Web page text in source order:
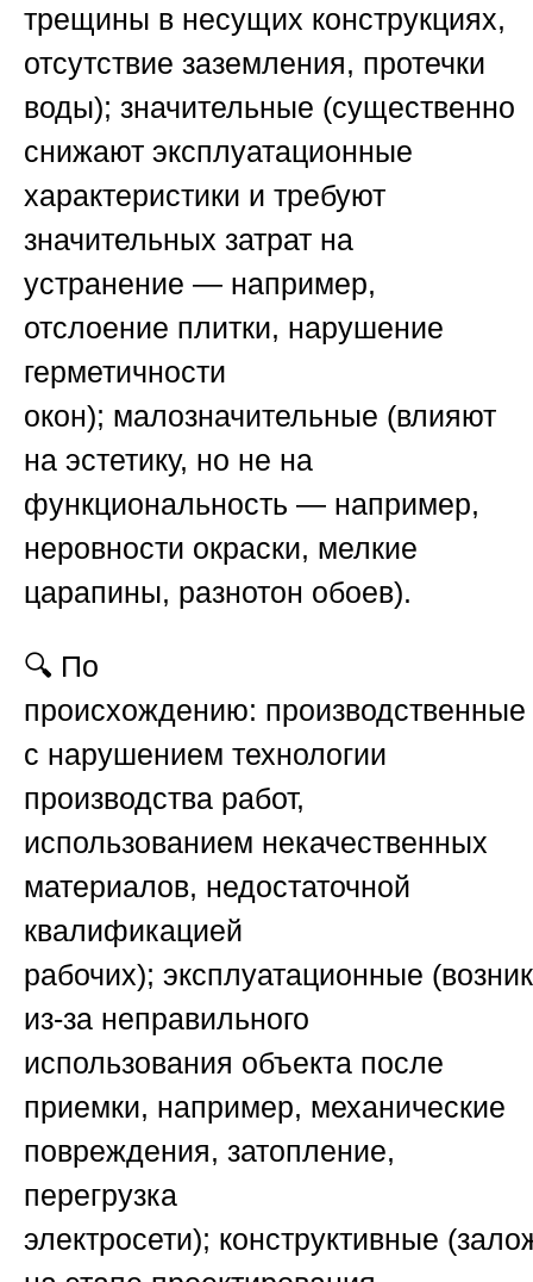
трещины в несущих конструкциях,
отсутствие заземления, протечки
воды); значительные (существенно
снижают эксплуатационные
характеристики и требуют
значительных затрат на
устранение — например,
отслоение плитки, нарушение
герметичности
окон); малозначительные (влияют
на эстетику, но не на
функциональность — например,
неровности окраски, мелкие
царапины, разнотон обоев).
🔍 По
происхождению: производственные
с нарушением технологии
производства работ,
использованием некачественных
материалов, недостаточной
квалификацией
рабочих); эксплуатационные
из-за неправильного
использования объекта после
приемки, например, механические
повреждения, затопление,
перегрузка
электросети); конструктивные